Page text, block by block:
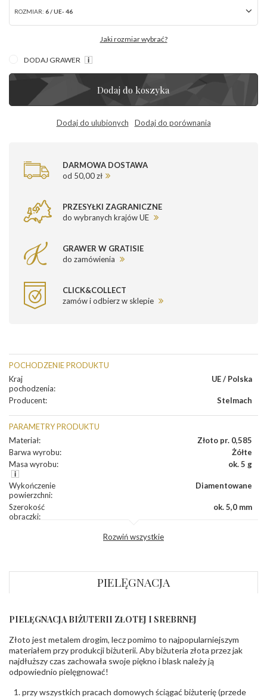
ROZMIAR: 6 / UE- 46
Jaki rozmiar wybrać?
DODAJ GRAWER
Dodaj do koszyka
Dodaj do ulubionych Dodaj do porównania
DARMOWA DOSTAWA
od 50,00 zł
PRZESYŁKI ZAGRANICZNE
do wybranych krajów UE
GRAWER W GRATISIE
do zamówienia
CLICK&COLLECT
zamów i odbierz w sklepie
POCHODZENIE PRODUKTU
Kraj
pochodzenia:
UE / Polska
Producent: Stelmach
PARAMETRY PRODUKTU
Materiał:
Złoto pr. 0,585
Barwa wyrobu:
Żółte
Masa wyrobu: ok. 5 g
Wykończenie
powierzchni:
Diamentowane
Szerokość
obrączki:
ok. 5,0 mm
INNE PARAMETRY
Producent
odpowiedzialny:
PZ Stelmach Sp. z o.o. ul. Północna 22 45-805
Opole; NIP 7542889545; Tel. +48 77 54 90 100;
biuro@stelmach.pl
Bezpieczeństwo
ostrzeżenia:
Nie nadaje się dla dzieci w wieku poniżej 3 lat
zawierają nikiel
Rozwiń wszystkie
PIELĘGNACJA
PIELĘGNACJA BIŻUTERII ZŁOTEJ I SREBRNEJ
Złoto jest metalem drogim, lecz pomimo to najpopularniejszym
materiałem przy produkcji biżuterii. Aby biżuteria złota przez jak
najdłuższy czas zachowała swoje piękno i blask należy ją
odpowiednio pielęgnować!
przy wszystkich pracach domowych ściągać biżuterię (przede